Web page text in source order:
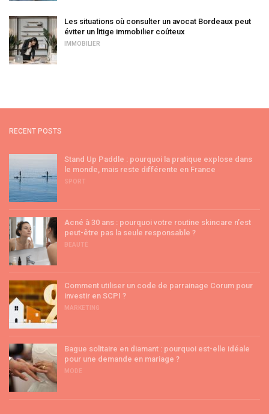
Les situations où consulter un avocat Bordeaux peut
éviter un litige immobilier coûteux
IMMOBILIER
RECENT POSTS
Stand Up Paddle : pourquoi la pratique explose dans
le monde, mais reste différente en France
SPORT
Acné à 30 ans : pourquoi votre routine skincare n’est
peut-être pas la seule responsable ?
BEAUTÉ
Comment utiliser un code de parrainage Corum pour
investir en SCPI ?
MARKETING
Bague solitaire en diamant : pourquoi est-elle idéale
pour une demande en mariage ?
MODE